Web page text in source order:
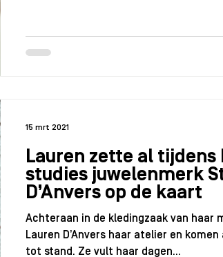
Lauren zette al tijdens
studies juwelenmerk
D’Anvers op de kaart
Achteraan in de kledingzaak van haar
Lauren D’Anvers haar atelier en
tot stand. Ze vult haar dagen...
15 mrt 2021